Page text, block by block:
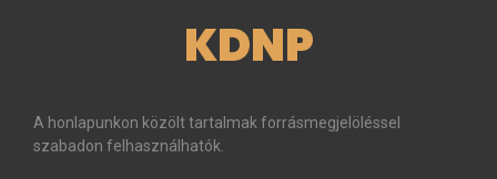
KDNP
A honlapunkon közölt tartalmak forrásmegjelöléssel
szabadon felhasználhatók.